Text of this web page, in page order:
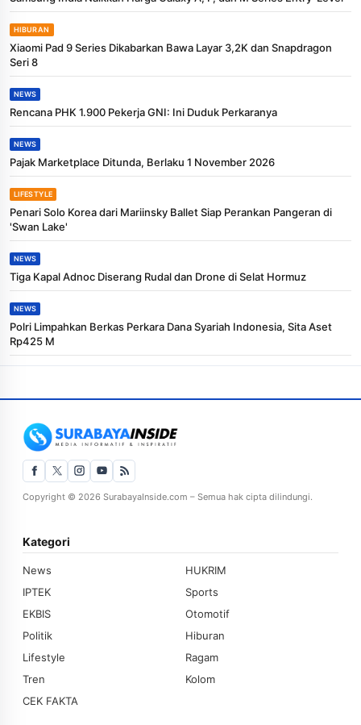
HIBURAN
Xiaomi Pad 9 Series Dikabarkan Bawa Layar 3,2K dan Snapdragon
Seri 8
NEWS
Rencana PHK 1.900 Pekerja GNI: Ini Duduk Perkaranya
NEWS
Pajak Marketplace Ditunda, Berlaku 1 November 2026
LIFESTYLE
Penari Solo Korea dari Mariinsky Ballet Siap Perankan Pangeran di
'Swan Lake'
NEWS
Tiga Kapal Adnoc Diserang Rudal dan Drone di Selat Hormuz
NEWS
Polri Limpahkan Berkas Perkara Dana Syariah Indonesia, Sita Aset
Rp425 M
Copyright © 2026 SurabayaInside.com – Semua hak cipta dilindungi.
Kategori
News
HUKRIM
IPTEK
Sports
EKBIS
Otomotif
Politik
Hiburan
Lifestyle
Ragam
Tren
Kolom
CEK FAKTA